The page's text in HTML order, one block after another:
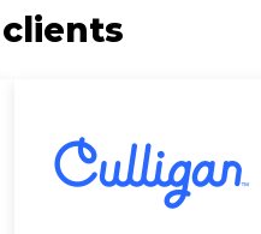
clients